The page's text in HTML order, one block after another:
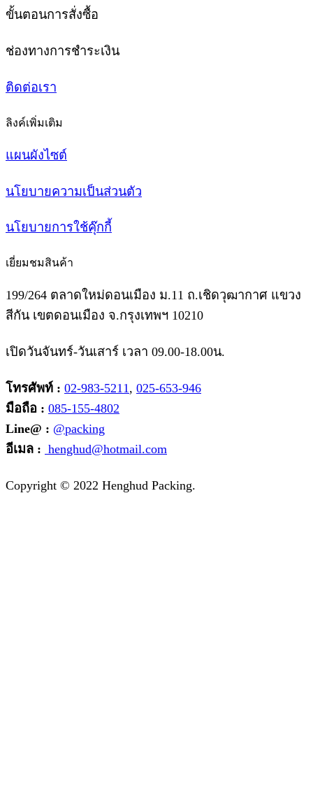
ขั้นตอนการสั่งซื้อ
ช่องทางการชำระเงิน
ติดต่อเรา
ลิงค์เพิ่มเติม
แผนผังไซต์
นโยบายความเป็นส่วนตัว
นโยบายการใช้คุ๊กกี้
เยี่ยมชมสินค้า
199/264 ตลาดใหม่ดอนเมือง ม.11 ถ.เชิดวุฒากาศ แขวง
สีกัน เขตดอนเมือง จ.กรุงเทพฯ 10210
เปิดวันจันทร์-วันเสาร์ เวลา 09.00-18.00น.
โทรศัพท์ : 02-983-5211, 025-653-946
มือถือ : 085-155-4802
Line@ : @packing
อีเมล : henghud@hotmail.com
Facebook
Instagram
Tik-
tok
Line
Email
Copyright © 2022 Henghud Packing.